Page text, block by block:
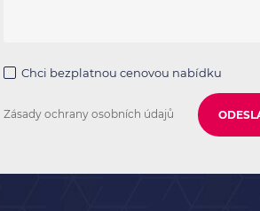
Chci bezplatnou cenovou nabídku
Zásady ochrany osobních údajů